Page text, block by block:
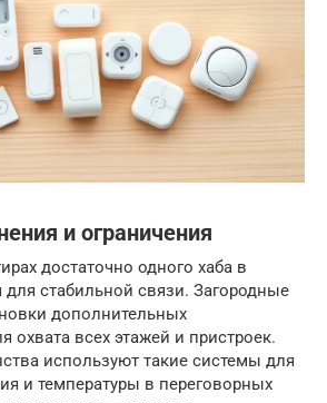
и ограничения
достаточно одного хаба в
стабильной связи. Загородные
дополнительных
охвата всех этажей и пристроек.
используют такие системы для
и температуры в переговорных